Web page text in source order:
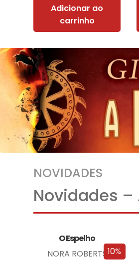
Adicionar ao
carrinho
NOVIDADES
Novidades
10%
O Espelho
NORA ROBERTS